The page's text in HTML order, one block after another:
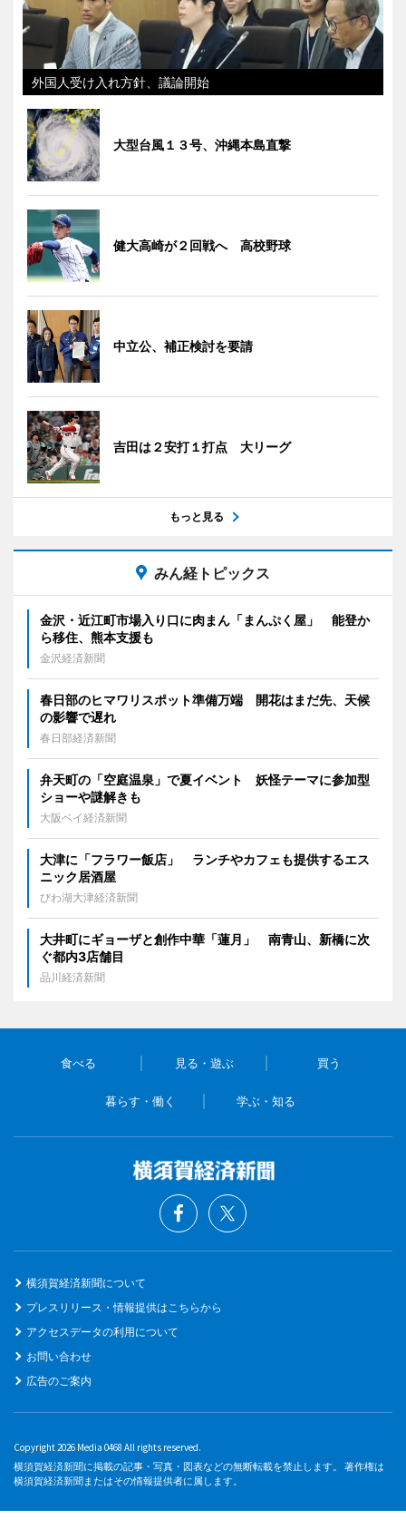
外国人受け入れ方針、議論開始
大型台風１３号、沖縄本島直撃
健大高崎が２回戦へ 高校野球
中立公、補正検討を要請
吉田は２安打１打点 大リーグ
もっと見る
みん経トピックス
金沢・近江町市場入り口に肉まん「まんぷく屋」 能登か
ら移住、熊本支援も
金沢経済新聞
春日部のヒマワリスポット準備万端 開花はまだ先、天候
の影響で遅れ
春日部経済新聞
弁天町の「空庭温泉」で夏イベント 妖怪テーマに参加型
ショーや謎解きも
大阪ベイ経済新聞
大津に「フラワー飯店」 ランチやカフェも提供するエス
ニック居酒屋
びわ湖大津経済新聞
大井町にギョーザと創作中華「蓮月」 南青山、新橋に次
ぐ都内3店舗目
品川経済新聞
食べる 見る・遊ぶ 買う
暮らす・働く 学ぶ・知る
横須賀経済新聞について
プレスリリース・情報提供はこちらから
アクセスデータの利用について
お問い合わせ
広告のご案内
Copyright 2026 Media 0468 All rights reserved.
横須賀経済新聞に掲載の記事・写真・図表などの無断転載を禁止します。 著作権は
横須賀経済新聞またはその情報提供者に属します。